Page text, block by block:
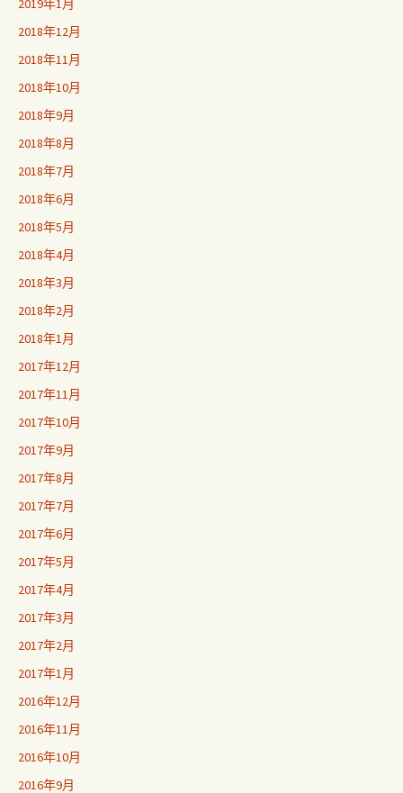
2019年1月
2018年12月
2018年11月
2018年10月
2018年9月
2018年8月
2018年7月
2018年6月
2018年5月
2018年4月
2018年3月
2018年2月
2018年1月
2017年12月
2017年11月
2017年10月
2017年9月
2017年8月
2017年7月
2017年6月
2017年5月
2017年4月
2017年3月
2017年2月
2017年1月
2016年12月
2016年11月
2016年10月
2016年9月